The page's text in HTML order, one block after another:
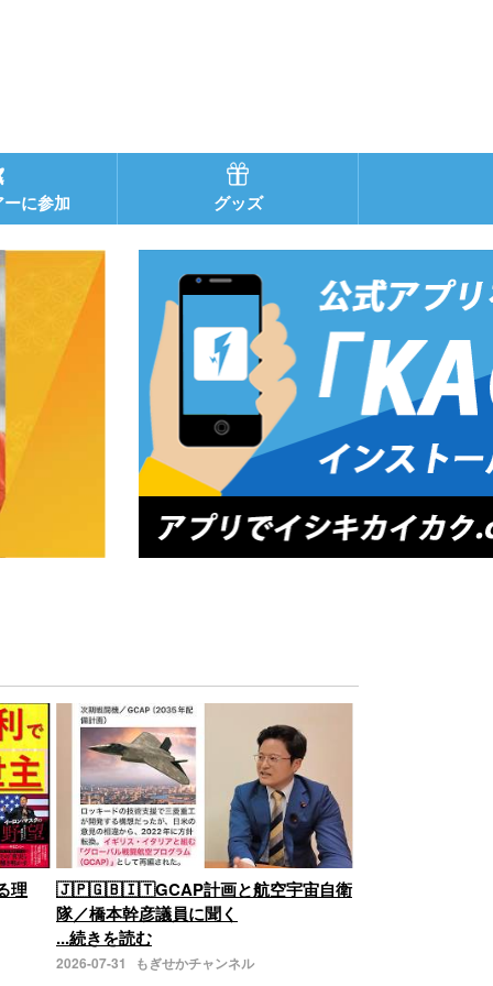
に参加 グッズ
理
🇯🇵🇬🇧🇮🇹GCAP計画と航空宇宙自衛
隊／橋本幹彦議員に聞く
...続きを読む
2026-07-31 もぎせかチャンネル